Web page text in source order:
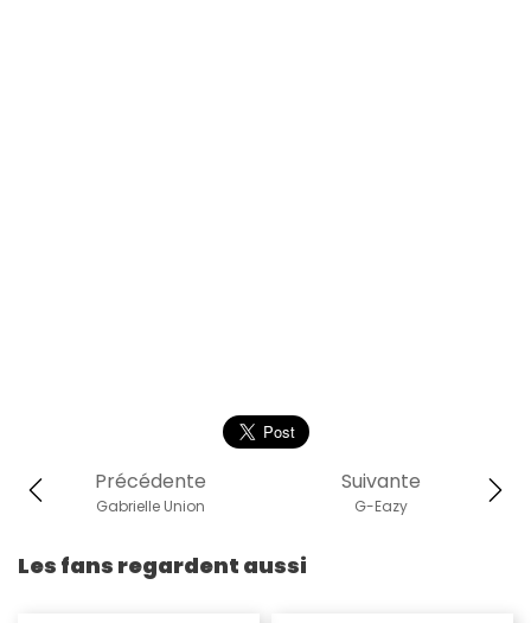
Suivante
G-Eazy
Précédente
Gabrielle Union
Les fans regardent aussi